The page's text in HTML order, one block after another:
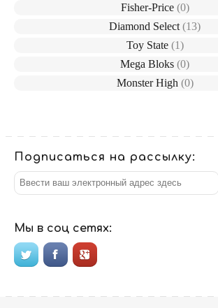
Fisher-Price (0)
Diamond Select(13)
Toy State (1)
Mega Bloks(0)
Monster High (0)
Подписаться на рассылку:
Мы в соц сетях: